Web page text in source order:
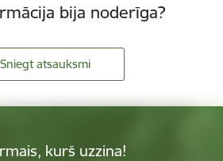
bija noderīga?
Sniegt atsauksmi
kurš uzzina!